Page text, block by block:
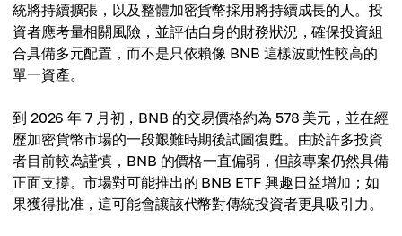
統將持續擴張，以及整體加密貨幣採用將持續成長的人。投
資者應考量相關風險，並評估自身的財務狀況，確保投資組
合具備多元配置，而不是只依賴像 BNB 這樣波動性較高的
單一資產。
到 2026 年 7 月初，BNB 的交易價格約為 578 美元，並在經
歷加密貨幣市場的一段艱難時期後試圖復甦。由於許多投資
者目前較為謹慎，BNB 的價格一直偏弱，但該專案仍然具備
正面支撐。市場對可能推出的 BNB ETF 興趣日益增加；如
果獲得批准，這可能會讓該代幣對傳統投資者更具吸引力。